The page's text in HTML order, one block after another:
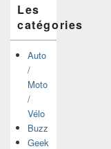
Les
catégories
Auto
/
Moto
/
Vélo
Buzz
Geek